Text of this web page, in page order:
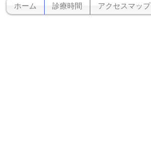
ホーム 診療時間 アクセスマップ